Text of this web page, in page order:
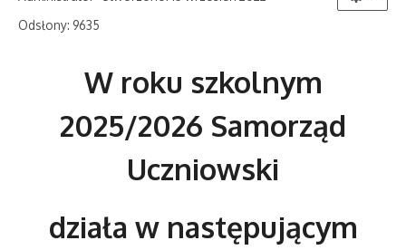
Odsłony: 9635
W roku szkolnym
2025/2026 Samorząd
Uczniowski
działa w następującym